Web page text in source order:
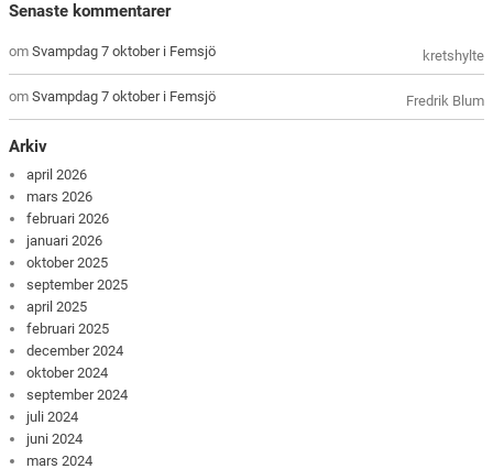
Senaste kommentarer
kretshylte
omSvampdag 7 oktober i Femsjö
Fredrik Blum
omSvampdag 7 oktober i Femsjö
Arkiv
april 2026
mars 2026
februari 2026
januari 2026
oktober 2025
september 2025
april 2025
februari 2025
december 2024
oktober 2024
september 2024
juli 2024
juni 2024
mars 2024